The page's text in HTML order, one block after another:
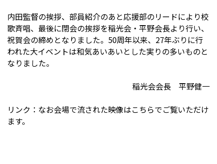
内田監督の挨拶、部員紹介のあと応援部のリードにより校
歌斉唱、最後に閉会の挨拶を稲光会・平野会長より行い、
祝賀会の締めとなりました。50周年以来、27年ぶりに行
われた大イベントは和気あいあいとした実りの多いものと
なりました。
稲光会会長 平野健一
リンク：なお会場で流された映像はこちらでご覧いただけ
ます。